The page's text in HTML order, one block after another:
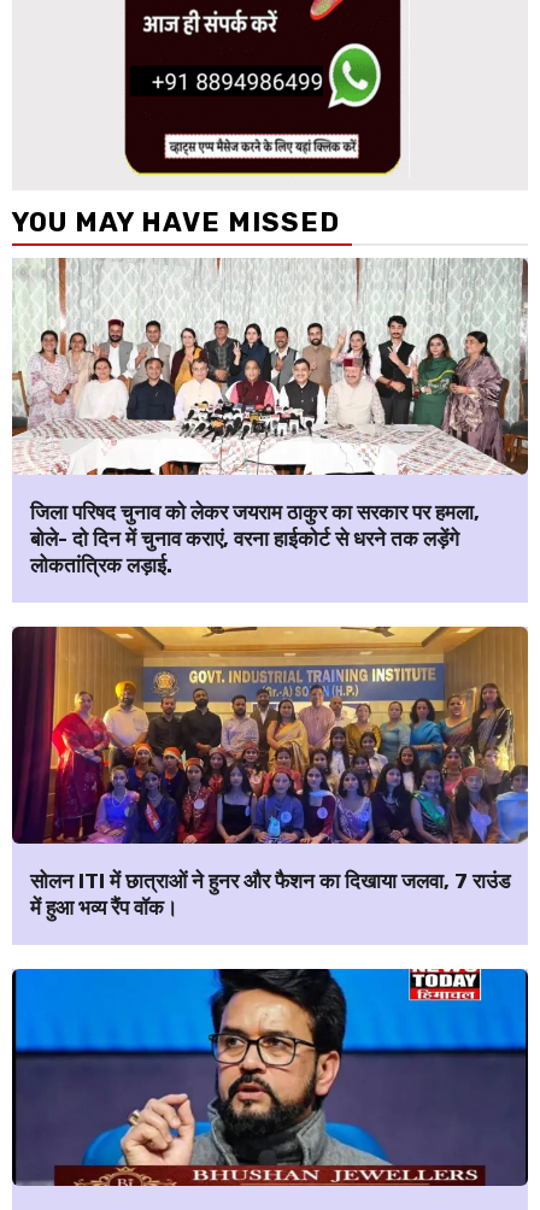
YOU MAY HAVE MISSED
जिला परिषद चुनाव को लेकर जयराम ठाकुर का सरकार पर हमला,
बोले- दो दिन में चुनाव कराएं, वरना हाईकोर्ट से धरने तक लड़ेंगे
लोकतांत्रिक लड़ाई.
सोलन ITI में छात्राओं ने हुनर और फैशन का दिखाया जलवा, 7 राउंड
में हुआ भव्य रैंप वॉक।